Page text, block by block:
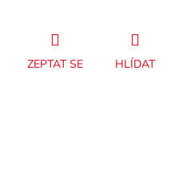
ZEPTAT SE HLÍDAT